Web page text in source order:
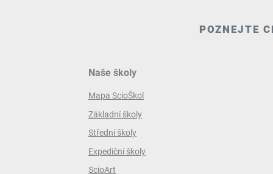
POZNEJTE
Naše školy
Mapa ScioŠkol
Základní školy
Střední školy
Expediční školy
ScioArt